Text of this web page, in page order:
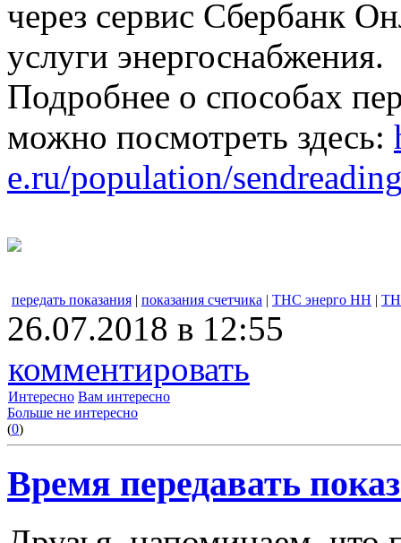
через сервис Сбербанк
услуги энергоснабжения.
Подробнее о способах
можно посмотреть здесь:
e.ru/population/
передать показания | показания счетчика | ТНС энерго НН |
26.07.2018 в 12:55
комментировать
Интересно Вам интересно
Больше не интересно
(0)
Время передавать